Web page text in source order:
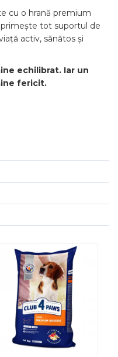
cu o hrană premium
primește tot suportul de
activ, sănătos și
echilibrat. Iar un
fericit.